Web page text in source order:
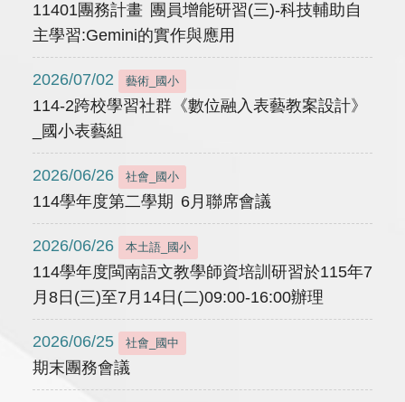
11401團務計畫 團員增能研習(三)-科技輔助自
主學習:Gemini的實作與應用
2026/07/02 藝術_國小
114-2跨校學習社群《數位融入表藝教案設計》
_國小表藝組
2026/06/26 社會_國小
114學年度第二學期 6月聯席會議
2026/06/26 本土語_國小
114學年度閩南語文教學師資培訓研習於115年7
月8日(三)至7月14日(二)09:00-16:00辦理
2026/06/25 社會_國中
期末團務會議